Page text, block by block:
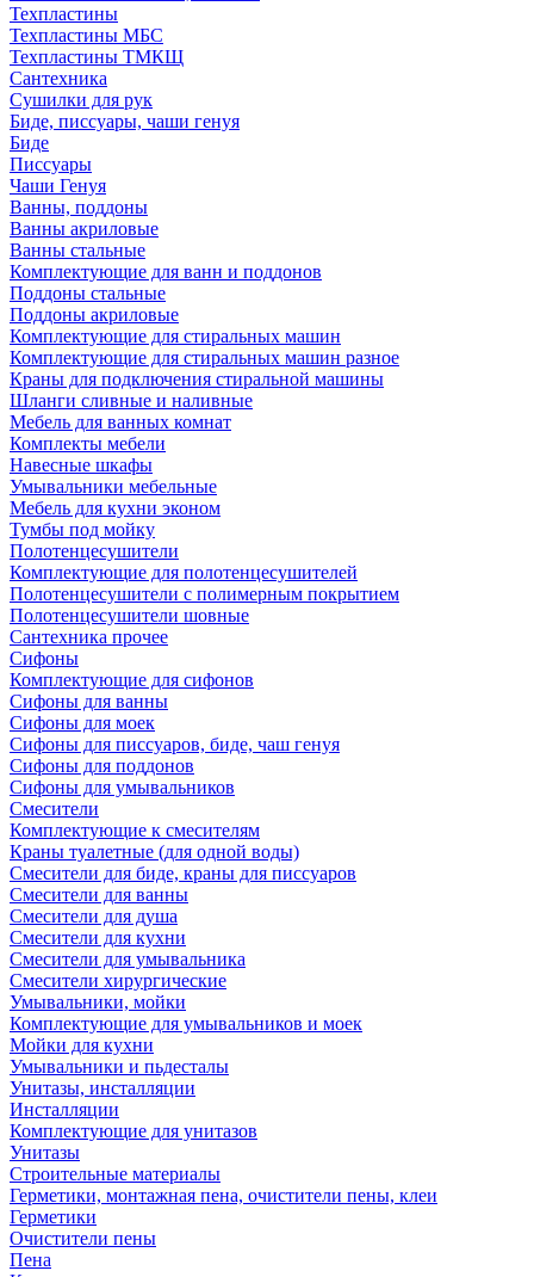
Техпластины
Техпластины МБС
Техпластины ТМКЩ
Сантехника
Сушилки для рук
Биде, писсуары, чаши генуя
Биде
Писсуары
Чаши Генуя
Ванны, поддоны
Ванны акриловые
Ванны стальные
Комплектующие для ванн и поддонов
Поддоны стальные
Поддоны акриловые
Комплектующие для стиральных машин
Комплектующие для стиральных машин разное
Краны для подключения стиральной машины
Шланги сливные и наливные
Мебель для ванных комнат
Комплекты мебели
Навесные шкафы
Умывальники мебельные
Мебель для кухни эконом
Тумбы под мойку
Полотенцесушители
Комплектующие для полотенцесушителей
Полотенцесушители с полимерным покрытием
Полотенцесушители шовные
Сантехника прочее
Сифоны
Комплектующие для сифонов
Сифоны для ванны
Сифоны для моек
Сифоны для писсуаров, биде, чаш генуя
Сифоны для поддонов
Сифоны для умывальников
Смесители
Комплектующие к смесителям
Краны туалетные (для одной воды)
Смесители для биде, краны для писсуаров
Смесители для ванны
Смесители для душа
Смесители для кухни
Смесители для умывальника
Смесители хирургические
Умывальники, мойки
Комплектующие для умывальников и моек
Мойки для кухни
Умывальники и пьдесталы
Унитазы, инсталляции
Инсталляции
Комплектующие для унитазов
Унитазы
Строительные материалы
Герметики, монтажная пена, очистители пены, клеи
Герметики
Очистители пены
Пена